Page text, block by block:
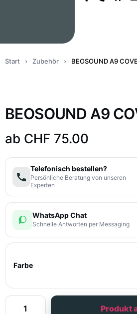
Start › Zubehör › BEOSOUND A9
BEOSOUND A9
ab CHF 75.00
Telefonisch bestellen?
Persönliche Beratung von unseren
Experten
WhatsApp Chat
Schnelle Antworten per Messaging
Farbe
Produkt